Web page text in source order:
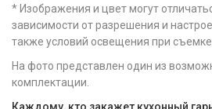
* Изображения и цвет могут
зависимости от разрешения и
также условий освещения при
На фото представлен один из
комплектации.